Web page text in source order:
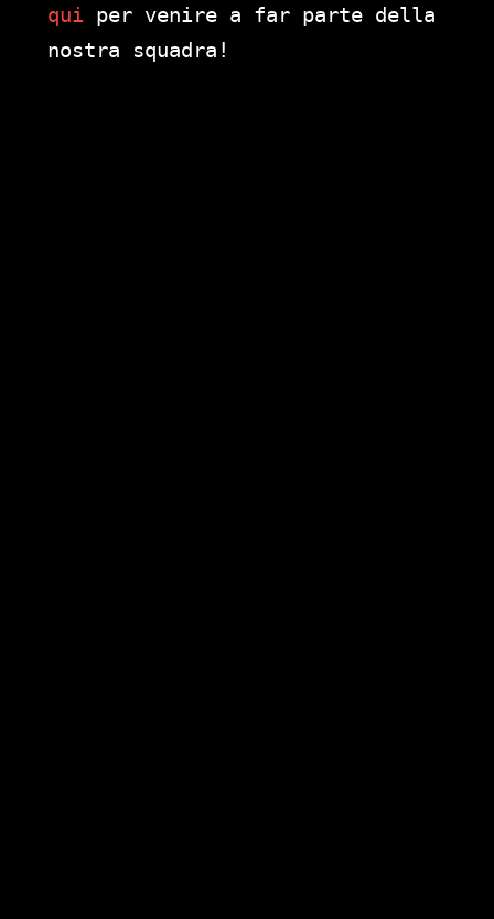
qui per venire a far parte della
nostra squadra!